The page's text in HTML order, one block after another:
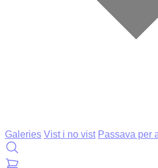
Galeries Vist i no vist Passava per